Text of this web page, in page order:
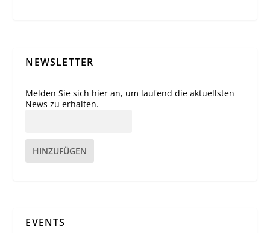
NEWSLETTER
Melden Sie sich hier an, um laufend die aktuellsten
News zu erhalten.
HINZUFÜGEN
EVENTS